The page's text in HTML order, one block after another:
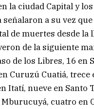
la ciudad Capital y
señalaron a su vez
de muertes desde la
de la siguiente
de los Libres, 16
Curuzú Cuatiá, trece
Itatí, nueve en Santo
cuatro en